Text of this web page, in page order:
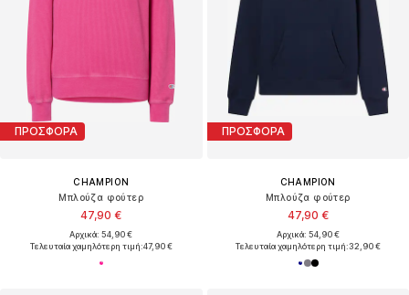
ΠΡΟΣΦΟΡΑ
CHAMPION
Μπλούζα φούτερ
47,90 €
Αρχικά: 54,90 €
Τελευταία χαμηλότερη τιμή:47,90 €
ΠΡΟΣΦΟΡΑ
CHAMPION
Μπλούζα φούτερ
47,90 €
Αρχικά: 54,90 €
Τελευταία χαμηλότερη τιμή:32,90 €